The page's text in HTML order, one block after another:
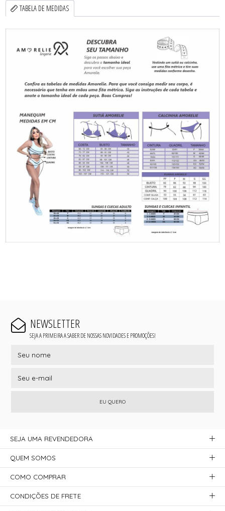
TABELA DE MEDIDAS
NEWSLETTER
SEJA A PRIMEIRA A SABER DE NOSSAS NOVIDADES E PROMOÇÕES!
EU QUERO
SEJA UMA REVENDEDORA
QUEM SOMOS
COMO COMPRAR
CONDIÇÕES DE FRETE